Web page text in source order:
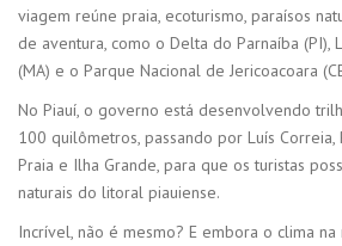
viagem reúne praia, ecoturismo, paraísos
de aventura, como o Delta do Parnaíba (PI),
(MA) e o Parque Nacional de Jericoacoara
No Piauí, o governo está desenvolvendo
100 quilômetros, passando por Luís Correia,
Praia e Ilha Grande, para que os turistas
naturais do litoral piauiense.
Incrível, não é mesmo? E embora o clima